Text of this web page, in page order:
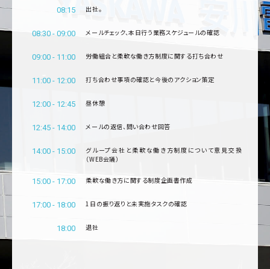
08:15 出社。
08:30 - 09:00 メールチェック、本日行う業務スケジュールの確認
09:00 - 11:00 労働組合と柔軟な働き方制度に関する打ち合わせ
11:00 - 12:00 打ち合わせ事項の確認と今後のアクション策定
12:00 - 12:45 昼休憩
12:45 - 14:00 メールの返信、問い合わせ回答
14:00 - 15:00
グループ会社と柔軟な働き方制度について意見交換
（WEB会議）
15:00 - 17:00 柔軟な働き方に関する制度企画書作成
17:00 - 18:00 1日の振り返りと未実施タスクの確認
18:00 退社